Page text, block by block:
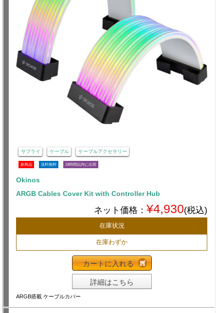
サプライ ケーブル ケーブルアクセサリー
新商品 送料無料 24時間以内に出荷
Okinos
ARGB Cables Cover Kit with Controller Hub
ネット価格： ¥4,930(税込)
在庫状況
在庫わずか
カートに入れる
詳細はこちら
ARGB搭載 ケーブルカバー